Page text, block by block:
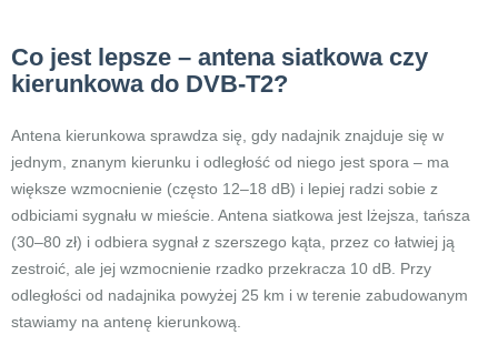
Co jest lepsze – antena siatkowa czy
kierunkowa do DVB-T2?
Antena kierunkowa sprawdza się, gdy nadajnik znajduje się w
jednym, znanym kierunku i odległość od niego jest spora – ma
większe wzmocnienie (często 12–18 dB) i lepiej radzi sobie z
odbiciami sygnału w mieście. Antena siatkowa jest lżejsza, tańsza
(30–80 zł) i odbiera sygnał z szerszego kąta, przez co łatwiej ją
zestroić, ale jej wzmocnienie rzadko przekracza 10 dB. Przy
odległości od nadajnika powyżej 25 km i w terenie zabudowanym
stawiamy na antenę kierunkową.